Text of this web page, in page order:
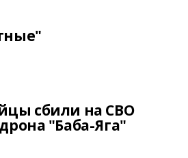
сбили на СВО
"Баба-Яга"